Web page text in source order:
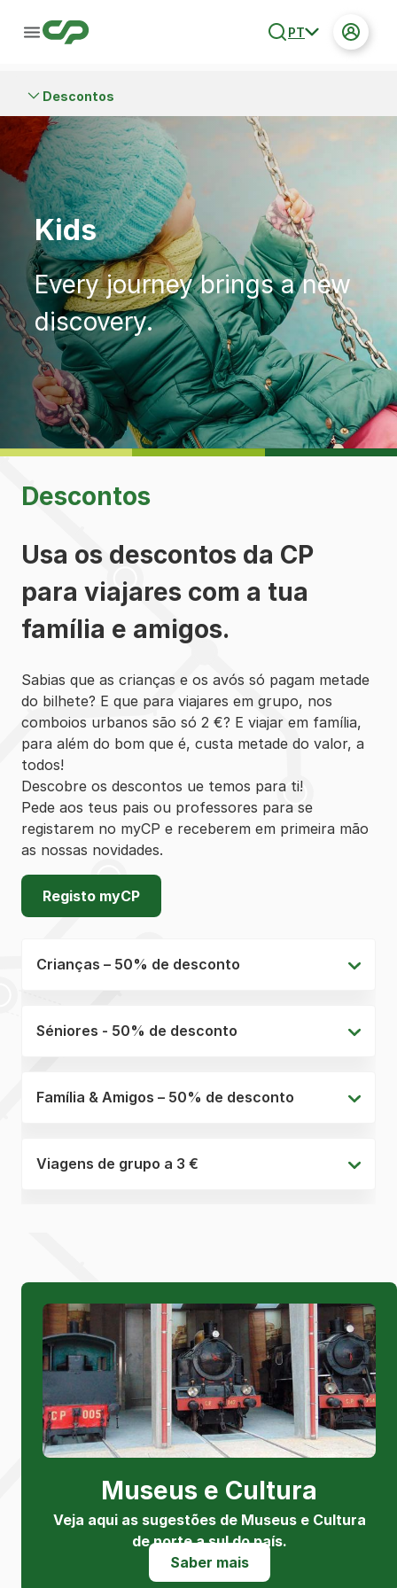
PT
Descontos
Kids
Every journey brings a new
discovery.
Descontos
Usa os descontos da CP
para viajares com a tua
família e amigos.
Sabias que as crianças e os avós só pagam metade
do bilhete? E que para viajares em grupo, nos
comboios urbanos são só 2 €? E viajar em família,
para além do bom que é, custa metade do valor, a
todos!
Descobre os descontos ue temos para ti!
Pede aos teus pais ou professores para se
registarem no myCP e receberem em primeira mão
as nossas novidades.
Registo myCP
Crianças – 50% de desconto
Séniores - 50% de desconto
Família & Amigos – 50% de desconto
Viagens de grupo a 3 €
Museus e Cultura
Veja aqui as sugestões de Museus e Cultura
de norte a sul do país.
Saber mais